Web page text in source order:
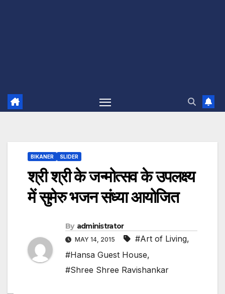
BIKANER SLIDER
श्री श्री के जन्मोत्सव के उपलक्ष्य
में सुमेरु भजन संध्या आयोजित
By administrator
MAY 14, 2015 #Art of Living,
#Hansa Guest House,
#Shree Shree Ravishankar